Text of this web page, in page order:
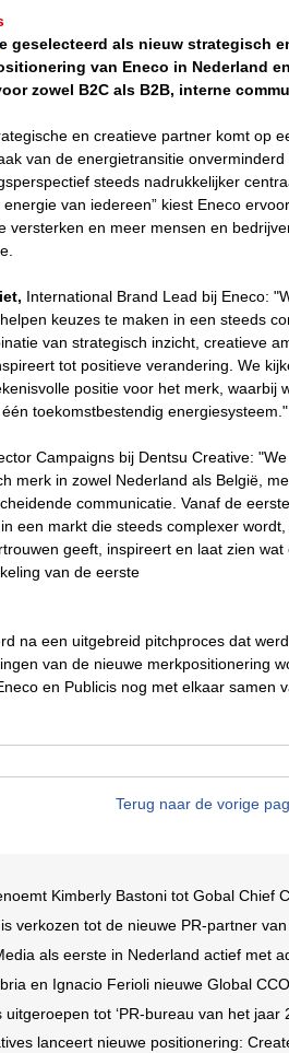
e geselecteerd als nieuw strategisch
van Eneco in Nederland
zowel B2C als B2B, interne
en creatieve partner komt op
van de energietransitie
steeds nadrukkelijker
van iedereen” kiest Eneco
versterken en meer mensen en
International Brand Lead bij Eneco:
keuzes te maken in een steeds
van strategisch inzicht, creatieve
tot positieve verandering. We
positie voor het merk, waarbij
toekomstbestendig energiesysteem."
Campaigns bij Dentsu Creative:
merk in zowel Nederland als België,
communicatie. Vanaf de
een markt die steeds complexer
geeft, inspireert en laat zien
van de eerste
na een uitgebreid pitchproces dat
van de nieuwe merkpositionering
en Publicis nog met elkaar samen
Terug naar de vorige
Kimberly Bastoni tot Gobal Chief
verkozen tot de nieuwe PR-partner
als eerste in Nederland actief met
en Ignacio Ferioli nieuwe Global CCO’s
tot ‘PR-bureau van het jaar
lanceert nieuwe positionering: